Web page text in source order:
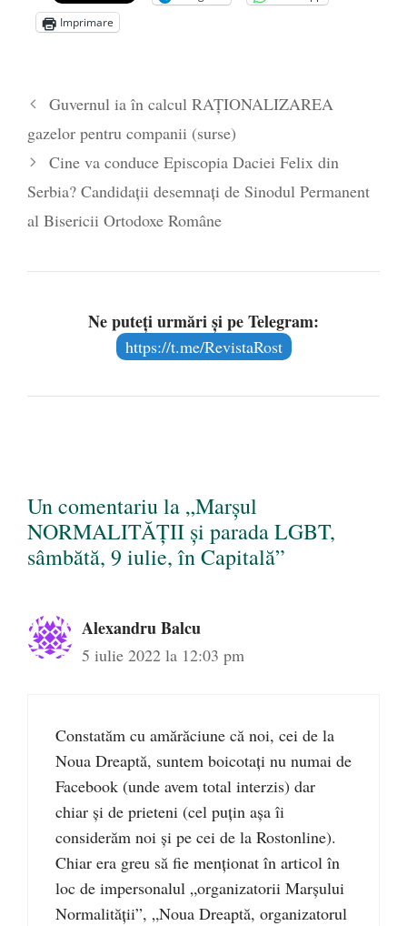
Imprimare
Guvernul ia în calcul RAȚIONALIZAREA
gazelor pentru companii (surse)
Cine va conduce Episcopia Daciei Felix din
Serbia? Candidații desemnați de Sinodul Permanent
al Bisericii Ortodoxe Române
Ne puteți urmări și pe Telegram:
https://t.me/RevistaRost
Un comentariu la „Marșul
NORMALITĂȚII și parada LGBT,
sâmbătă, 9 iulie, în Capitală”
Alexandru Balcu
5 iulie 2022 la 12:03 pm
Constatăm cu amărăciune că noi, cei de la
Noua Dreaptă, suntem boicotați nu numai de
Facebook (unde avem total interzis) dar
chiar și de prieteni (cel puțin așa îi
considerăm noi și pe cei de la Rostonline).
Chiar era greu să fie menționat în articol în
loc de impersonalul „organizatorii Marșului
Normalității”, „Noua Dreaptă, organizatorul